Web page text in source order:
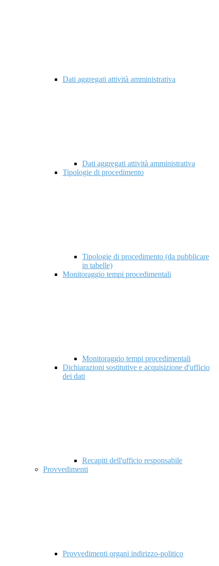
Dati aggregati attività amministrativa
Dati aggregati attività amministrativa
Tipologie di procedimento
Tipologie di procedimento (da pubblicare
in tabelle)
Monitoraggio tempi procedimentali
Monitoraggio tempi procedimentali
Dichiarazioni sostitutive e acquisizione d'ufficio
dei dati
Recapiti dell'ufficio responsabile
Provvedimenti
Provvedimenti organi indirizzo-politico